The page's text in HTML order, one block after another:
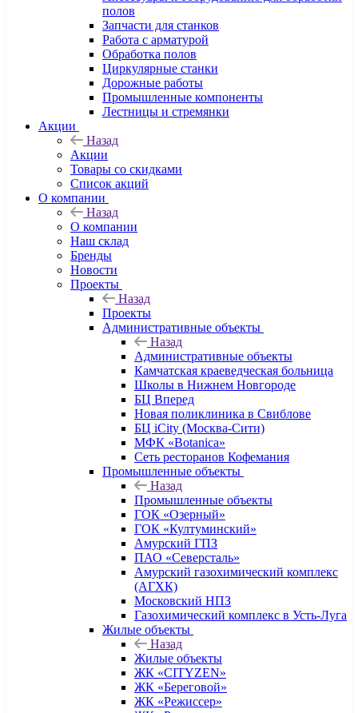
полов
Запчасти для станков
Работа с арматурой
Обработка полов
Циркулярные станки
Дорожные работы
Промышленные компоненты
Лестницы и стремянки
Акции
Назад
Акции
Товары со скидками
Список акций
О компании
Назад
О компании
Наш склад
Бренды
Новости
Проекты
Назад
Проекты
Административные объекты
Назад
Административные объекты
Камчатская краеведческая больница
Школы в Нижнем Новгороде
БЦ Вперед
Новая поликлиника в Свиблове
БЦ iCity (Москва-Сити)
МФК «Botanica»
Сеть ресторанов Кофемания
Промышленные объекты
Назад
Промышленные объекты
ГОК «Озерный»
ГОК «Култуминский»
Амурский ГПЗ
ПАО «Северсталь»
Амурский газохимический комплекс
(АГХК)
Московский НПЗ
Газохимический комплекс в Усть-Луга
Жилые объекты
Назад
Жилые объекты
ЖК «CITYZEN»
ЖК «Береговой»
ЖК «Режиссер»